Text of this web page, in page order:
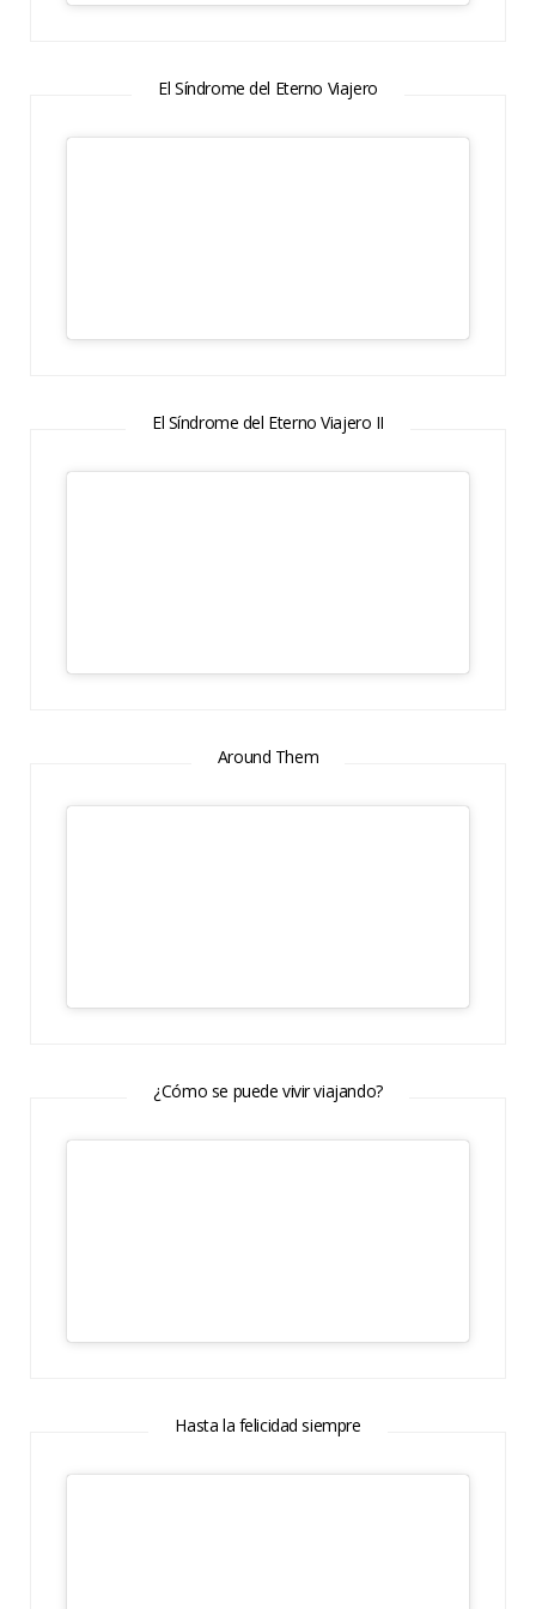
El Síndrome del Eterno Viajero
El Síndrome del Eterno Viajero II
Around Them
¿Cómo se puede vivir viajando?
Hasta la felicidad siempre